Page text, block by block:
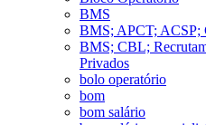
BMS
BMS; APCT;
BMS; CBL;
Privados
bolo operatório
bom
bom salário